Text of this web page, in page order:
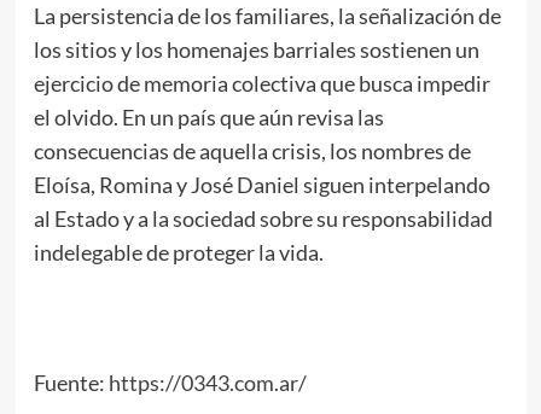
La persistencia de los familiares, la señalización de
los sitios y los homenajes barriales sostienen un
ejercicio de memoria colectiva que busca impedir
el olvido. En un país que aún revisa las
consecuencias de aquella crisis, los nombres de
Eloísa, Romina y José Daniel siguen interpelando
al Estado y a la sociedad sobre su responsabilidad
indelegable de proteger la vida.
Fuente: https://0343.com.ar/